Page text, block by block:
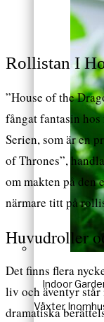
Indoor
Växter
Rollistan I
”House of the
fångat fantasin
Serien, som är en
of Thrones”,
om makten på den
närmare titt på
Huvudroller
Det finns flera
liv och äventyr
dramatiska